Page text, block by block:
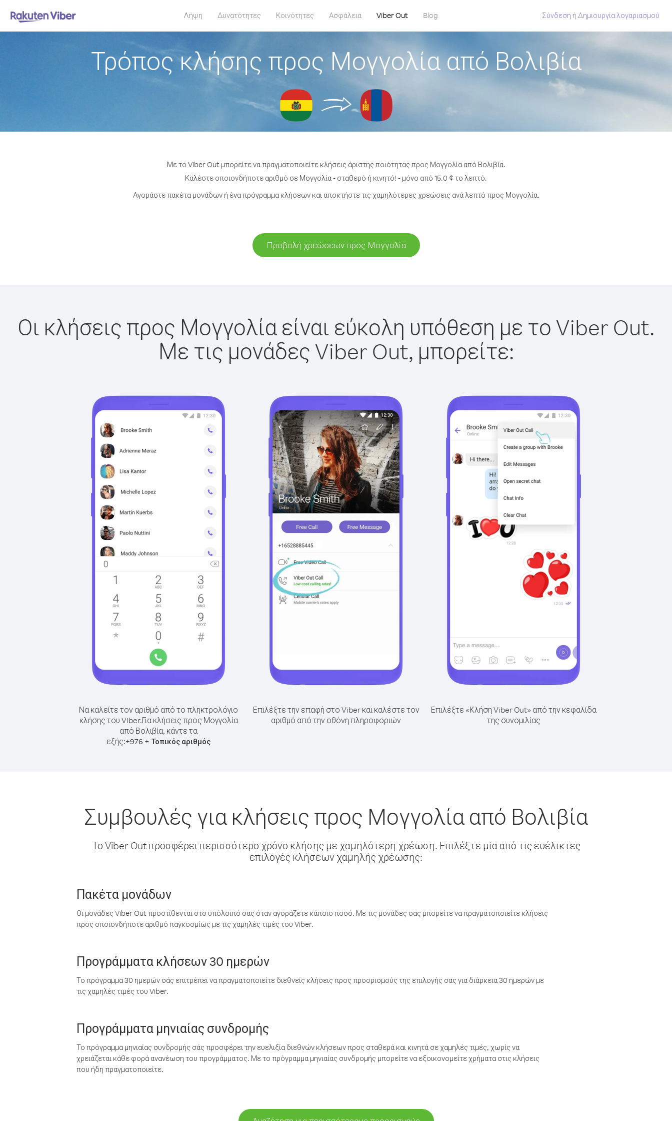
Λήψη Δυνατότητες Κοινότητες Ασφάλεια Viber Out Blog Σύνδεση ή Δημιουργία λογαριασμού
Τρόπος κλήσης προς Μογγολία από Βολιβία
Με το Viber Out μπορείτε να πραγματοποιείτε κλήσεις άριστης ποιότητας προς Μογγολία από Βολιβία.
Καλέστε οποιονδήποτε αριθμό σε Μογγολία - σταθερό ή κινητό! - μόνο από 15.0 ¢ το λεπτό.
Αγοράστε πακέτα μονάδων ή ένα πρόγραμμα κλήσεων και αποκτήστε τις χαμηλότερες χρεώσεις ανά λεπτό προς Μογγολία.
Προβολή χρεώσεων προς Μογγολία
Οι κλήσεις προς Μογγολία είναι εύκολη υπόθεση με το Viber Out.
Με τις μονάδες Viber Out, μπορείτε:
Να καλείτε τον αριθμό από το πληκτρολόγιο
κλήσης του Viber.Για κλήσεις προς Μογγολία
από Βολιβία, κάντε τα
εξής:+976 + Τοπικός αριθμός
Επιλέξτε την επαφή στο Viber και καλέστε τον
αριθμό από την οθόνη πληροφοριών
Επιλέξτε «Κλήση Viber Out» από την κεφαλίδα
της συνομιλίας
Συμβουλές για κλήσεις προς Μογγολία από Βολιβία
Το Viber Out προσφέρει περισσότερο χρόνο κλήσης με χαμηλότερη χρέωση. Επιλέξτε μία από τις ευέλικτες
επιλογές κλήσεων χαμηλής χρέωσης:
Πακέτα μονάδων
Οι μονάδες Viber Out προστίθενται στο υπόλοιπό σας όταν αγοράζετε κάποιο ποσό. Με τις μονάδες σας μπορείτε να πραγματοποιείτε κλήσεις
προς οποιονδήποτε αριθμό παγκοσμίως με τις χαμηλές τιμές του Viber.
Προγράμματα κλήσεων 30 ημερών
Το πρόγραμμα 30 ημερών σάς επιτρέπει να πραγματοποιείτε διεθνείς κλήσεις προς προορισμούς της επιλογής σας για διάρκεια 30 ημερών με
τις χαμηλές τιμές του Viber.
Προγράμματα μηνιαίας συνδρομής
Το πρόγραμμα μηνιαίας συνδρομής σάς προσφέρει την ευελιξία διεθνών κλήσεων προς σταθερά και κινητά σε χαμηλές τιμές, χωρίς να
χρειάζεται κάθε φορά ανανέωση του προγράμματος. Με το πρόγραμμα μηνιαίας συνδρομής μπορείτε να εξοικονομείτε χρήματα στις κλήσεις
που ήδη πραγματοποιείτε.